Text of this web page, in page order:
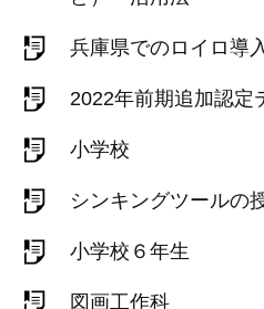
兵庫県でのロイロ導
2022年前期追加認定
小学校
シンキングツールの
小学校６年生
図画工作科